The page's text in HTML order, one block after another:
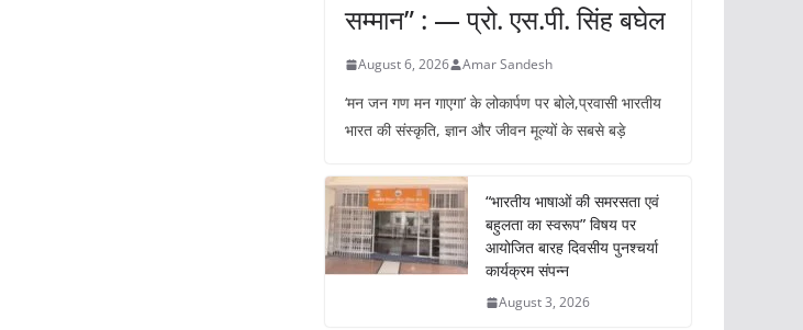
सम्मान” : — प्रो. एस.पी. सिंह बघेल
August 6, 2026 Amar Sandesh
‘मन जन गण मन गाएगा’ के लोकार्पण पर बोले,प्रवासी भारतीय
भारत की संस्कृति, ज्ञान और जीवन मूल्यों के सबसे बड़े
“भारतीय भाषाओं की समरसता एवं
बहुलता का स्वरूप” विषय पर
आयोजित बारह दिवसीय पुनश्चर्या
कार्यक्रम संपन्न
August 3, 2026